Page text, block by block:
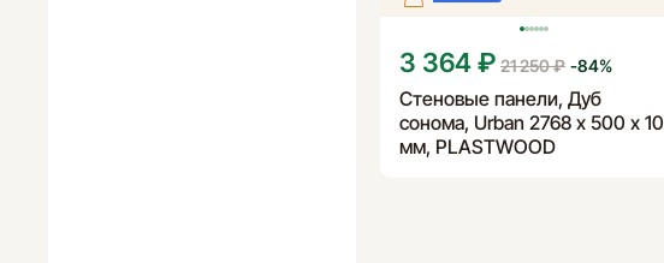
Стеновые панели, Дуб
сонома, Urban 2768 х 500 х 10
мм, PLASTWOOD
3 364 ₽ 21 250 ₽ -84%